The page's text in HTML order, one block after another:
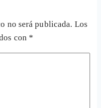
no será publicada. Los
con *